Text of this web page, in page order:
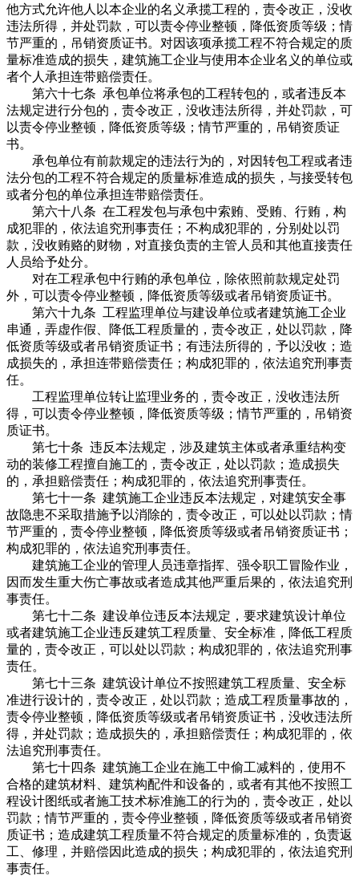
他方式允许他人以本企业的名义承揽工程的，责令改正，没收
违法所得，并处罚款，可以责令停业整顿，降低资质等级；情
节严重的，吊销资质证书。对因该项承揽工程不符合规定的质
量标准造成的损失，建筑施工企业与使用本企业名义的单位或
者个人承担连带赔偿责任。
第六十七条 承包单位将承包的工程转包的，或者违反本
法规定进行分包的，责令改正，没收违法所得，并处罚款，可
以责令停业整顿，降低资质等级；情节严重的，吊销资质证
书。
承包单位有前款规定的违法行为的，对因转包工程或者违
法分包的工程不符合规定的质量标准造成的损失，与接受转包
或者分包的单位承担连带赔偿责任。
第六十八条 在工程发包与承包中索贿、受贿、行贿，构
成犯罪的，依法追究刑事责任；不构成犯罪的，分别处以罚
款，没收贿赂的财物，对直接负责的主管人员和其他直接责任
人员给予处分。
对在工程承包中行贿的承包单位，除依照前款规定处罚
外，可以责令停业整顿，降低资质等级或者吊销资质证书。
第六十九条 工程监理单位与建设单位或者建筑施工企业
串通，弄虚作假、降低工程质量的，责令改正，处以罚款，降
低资质等级或者吊销资质证书；有违法所得的，予以没收；造
成损失的，承担连带赔偿责任；构成犯罪的，依法追究刑事责
任。
工程监理单位转让监理业务的，责令改正，没收违法所
得，可以责令停业整顿，降低资质等级；情节严重的，吊销资
质证书。
第七十条 违反本法规定，涉及建筑主体或者承重结构变
动的装修工程擅自施工的，责令改正，处以罚款；造成损失
的，承担赔偿责任；构成犯罪的，依法追究刑事责任。
第七十一条 建筑施工企业违反本法规定，对建筑安全事
故隐患不采取措施予以消除的，责令改正，可以处以罚款；情
节严重的，责令停业整顿，降低资质等级或者吊销资质证书；
构成犯罪的，依法追究刑事责任。
建筑施工企业的管理人员违章指挥、强令职工冒险作业，
因而发生重大伤亡事故或者造成其他严重后果的，依法追究刑
事责任。
第七十二条 建设单位违反本法规定，要求建筑设计单位
或者建筑施工企业违反建筑工程质量、安全标准，降低工程质
量的，责令改正，可以处以罚款；构成犯罪的，依法追究刑事
责任。
第七十三条 建筑设计单位不按照建筑工程质量、安全标
准进行设计的，责令改正，处以罚款；造成工程质量事故的，
责令停业整顿，降低资质等级或者吊销资质证书，没收违法所
得，并处罚款；造成损失的，承担赔偿责任；构成犯罪的，依
法追究刑事责任。
第七十四条 建筑施工企业在施工中偷工减料的，使用不
合格的建筑材料、建筑构配件和设备的，或者有其他不按照工
程设计图纸或者施工技术标准施工的行为的，责令改正，处以
罚款；情节严重的，责令停业整顿，降低资质等级或者吊销资
质证书；造成建筑工程质量不符合规定的质量标准的，负责返
工、修理，并赔偿因此造成的损失；构成犯罪的，依法追究刑
事责任。